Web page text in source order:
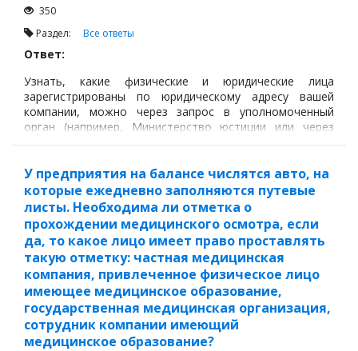
350
Раздел: Все ответы
Ответ:
Узнать, какие физические и юридические лица
зарегистрированы по юридическому адресу вашей
компании, можно через запрос в уполномоченный
орган (например, Министерство юстиции или через
eGov) или, если помещение арендуется, у
о лицах, зарегистрированных по этому адресу.
У предприятия на балансе числятся авто, на
которые ежедневно заполняются путевые
листы. Необходима ли отметка о
прохождении медицинского осмотра, если
да, то какое лицо имеет право проставлять
такую отметку: частная медицинская
компания, привлеченное физическое лицо
имеющее медицинское образование,
государственная медицинская организация,
сотрудник компании имеющий
медицинское образование?